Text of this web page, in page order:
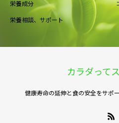
栄養成分
栄養相談、サポート
カラダって
健康寿命の延伸と食の安全をサポ